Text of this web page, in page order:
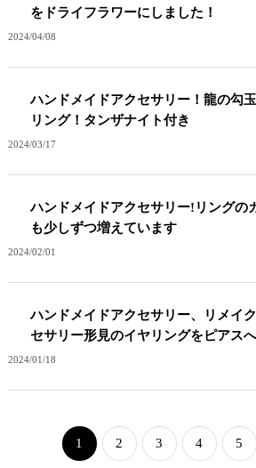
をドライフラワーにしました！
2024/04/08
ハンドメイドアクセサリー！龍の勾
リング！タンザナイト付き
2024/03/17
ハンドメイドアクセサリー!リングの
も少しずつ増えています
2024/02/01
ハンドメイドアクセサリー、リメイ
セサリー形見のイヤリングをピアスへ
2024/01/18
1 2 3 4 5